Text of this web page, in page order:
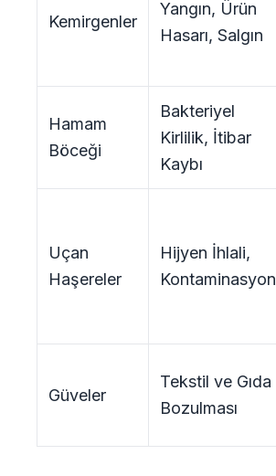
Kemirgenler
Yangın, Ürün
Hasarı, Salgın
Hamam
Böceği
Bakteriyel
Kirlilik, İtibar
Kaybı
Uçan
Haşereler
Hijyen İhlali,
Kontaminasyon
Güveler
Tekstil ve Gıda
Bozulması